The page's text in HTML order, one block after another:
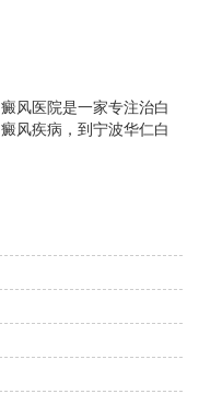
风医院是一家专注治白
风疾病，到宁波华仁白